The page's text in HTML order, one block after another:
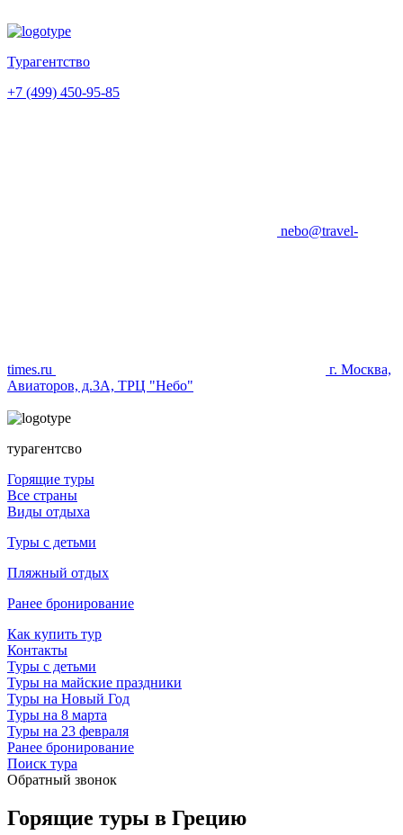
Турагентство
+7 (499) 450-95-85
nebo@travel-
times.ru
г. Москва,
Авиаторов, д.3А, ТРЦ "Небо"
турагентсво
Горящие туры
Все страны
Виды отдыха
Туры с детьми
Пляжный отдых
Ранее бронирование
Как купить тур
Контакты
Туры с детьми
Туры на майские праздники
Туры на Новый Год
Туры на 8 марта
Туры на 23 февраля
Ранее бронирование
Поиск тура
Обратный звонок
Горящие туры в Грецию